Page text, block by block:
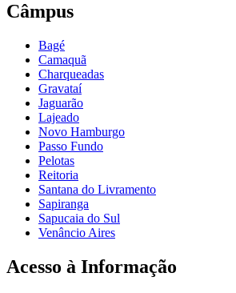
Câmpus
Bagé
Camaquã
Charqueadas
Gravataí
Jaguarão
Lajeado
Novo Hamburgo
Passo Fundo
Pelotas
Reitoria
Santana do Livramento
Sapiranga
Sapucaia do Sul
Venâncio Aires
Acesso à Informação